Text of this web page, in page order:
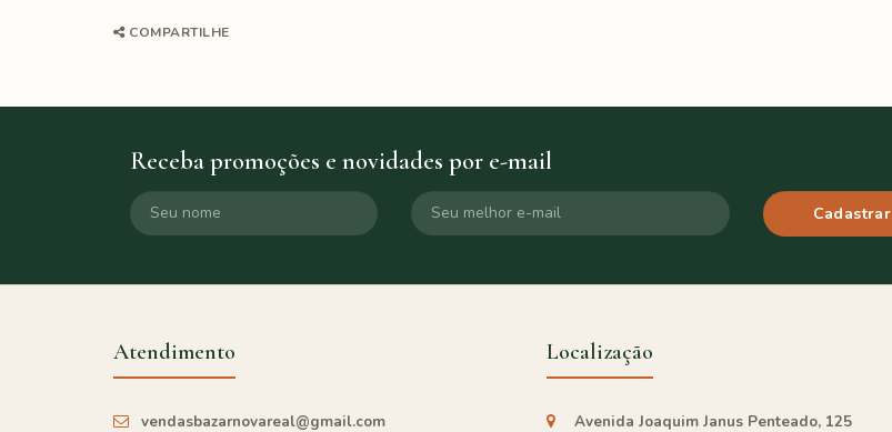
COMPARTILHE
Receba promoções e novidades por e-mail
Cadastrar
Atendimento
vendasbazarnovareal@gmail.com
Localização
Avenida Joaquim Janus Penteado, 125